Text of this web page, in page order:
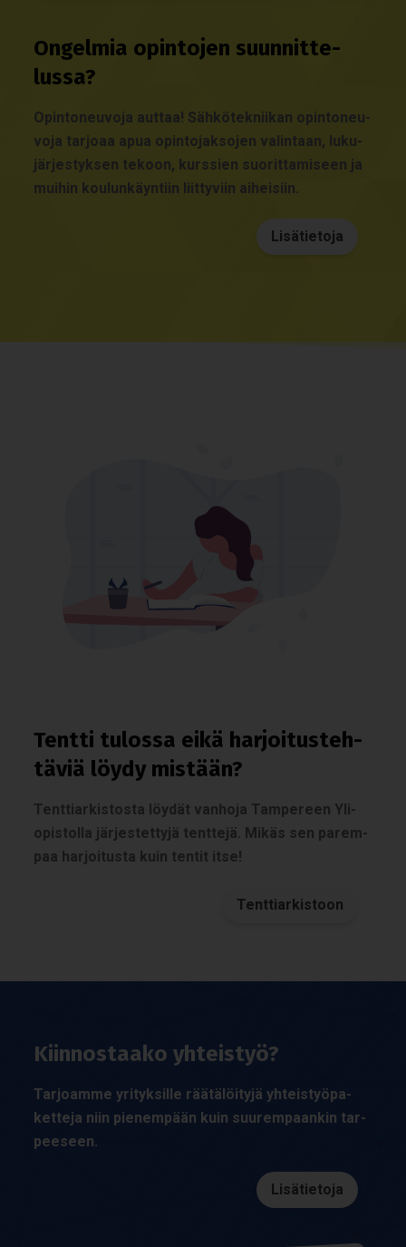
Ongel­mia opin­to­jen suun­nit­te­
lussa?
Opin­to­neu­voja aut­taa! Säh­kö­tek­nii­kan opin­to­neu­
voja tar­joaa apua opin­to­jak­so­jen valin­taan, luku­
jär­jes­tyk­sen tekoon, kurs­sien suo­rit­ta­mi­seen ja
mui­hin kou­lun­käyn­tiin liit­ty­viin aihei­siin.
Lisätietoja
Tentti tulossa eikä har­joi­tus­teh­
tä­viä löydy mis­tään?
Tent­tiar­kis­tosta löy­dät van­hoja Tam­pe­reen Yli­
opis­tolla jär­jes­tet­tyjä tent­tejä. Mikäs sen parem­
paa har­joi­tusta kuin ten­tit itse!
Tenttiarkistoon
Kiin­nos­taako yhteis­työ?
Tar­joamme yri­tyk­sille rää­tä­löi­tyjä yhteis­työ­pa­
ket­teja niin pie­nem­pään kuin suu­rem­paan­kin tar­
pee­seen.
Lisätietoja